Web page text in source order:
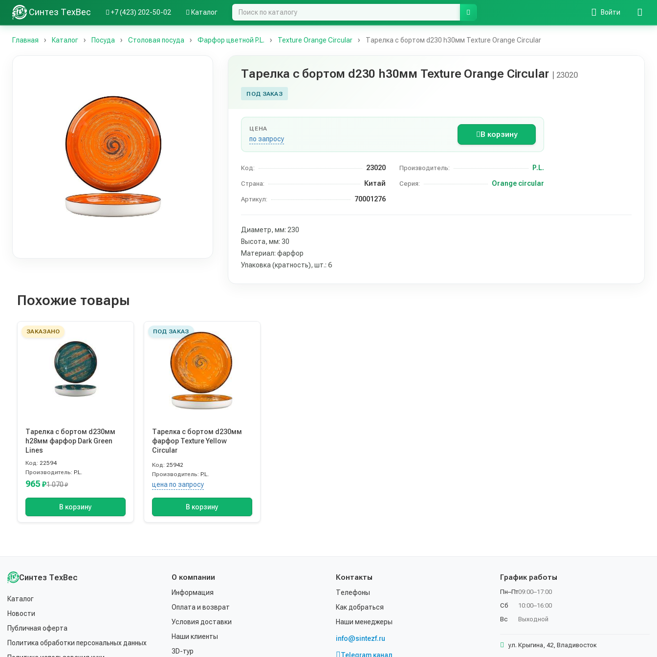
Синтез ТехВес +7 (423) 202-50-02 Каталог Войти
Главная Каталог Посуда Столовая посуда Фарфор цветной P.L. Texture Orange Circular Тарелка с бортом d230 h30мм Texture Orange Circular
Тарелка с бортом d230 h30мм Texture Orange Circular | 23020
ПОД ЗАКАЗ
ЦЕНА
по запросу
В корзину
Код: 23020 Производитель: P.L.
Страна: Китай Серия: Orange circular
Артикул: 70001276
Диаметр, мм: 230
Высота, мм: 30
Материал: фарфор
Упаковка (кратность), шт.: 6
Похожие товары
ЗАКАЗАНО
Тарелка с бортом d230мм
h28мм фарфор Dark Green
Lines
Код: 22594
Производитель: P.L.
965 ₽1 070₽
В корзину
ПОД ЗАКАЗ
Тарелка с бортом d230мм
фарфор Texture Yellow
Circular
Код: 25942
Производитель: P.L.
цена по запросу
В корзину
Синтез ТехВес
Каталог
Новости
Публичная оферта
Политика обработки персональных данных
О компании
Информация
Оплата и возврат
Условия доставки
Наши клиенты
3D-тур
Контакты
Телефоны
Как добраться
Наши менеджеры
info@sintezf.ru
Telegram канал
График работы
Пн–Пт
Сб
Вс
09:00–17:00
10:00–16:00
Выходной
ул. Крыгина, 42, Владивосток